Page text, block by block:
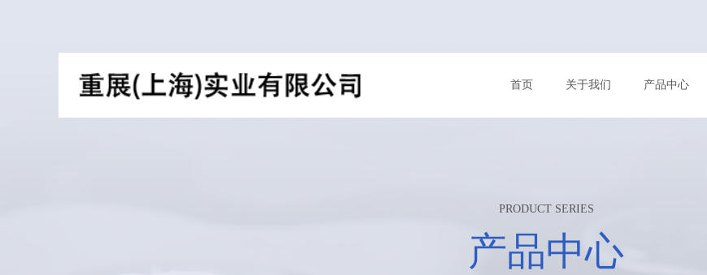
首页 关于我们 产品中心
PRODUCT SERIES
产品中心